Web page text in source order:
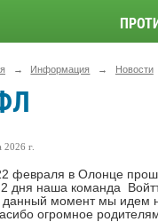
→ Информация → Новости
2026 г.
февраля в Олонце
дня наша команда
момент мы идем
огромное